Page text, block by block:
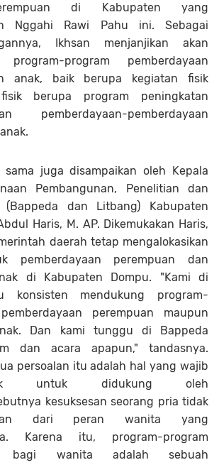
di Kabupaten yang
Nggahi Rawi Pahu ini. Sebagai
Ikhsan menjanjikan akan
program pemberdayaan
anak, baik berupa kegiatan fisik
berupa program peningkatan
pemberdayaan-pemberdayaan
sama juga disampaikan oleh Kepala
Pembangunan, Penelitian dan
(Bappeda dan Litbang) Kabupaten
Haris, M. AP. Dikemukakan Haris,
daerah tetap mengalokasikan
pemberdayaan perempuan dan
di Kabupaten Dompu. "Kami di
konsisten mendukung program-
perempuan maupun
Dan kami tunggu di Bappeda
dan acara apapun," tandasnya.
persoalan itu adalah hal yang wajib
untuk didukung oleh
kesuksesan seorang pria tidak
dari peran wanita yang
Karena itu, program-program
bagi wanita adalah sebuah